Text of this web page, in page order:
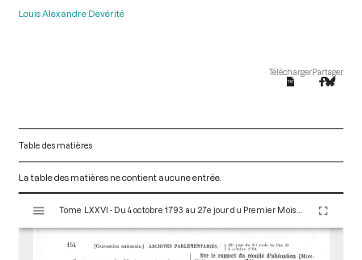
Louis Alexandre Devérité
TéléchargerPartager
Table des matières
La table des matières ne contient aucune entrée.
s